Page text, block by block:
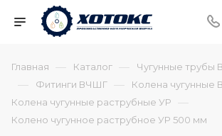
Главная — Каталог — Чугунные трубы
— Фитинги ВЧШГ — Колена чугунные
Колена чугунные раструбные УР —
Колено чугунное раструбное УР 500 мм